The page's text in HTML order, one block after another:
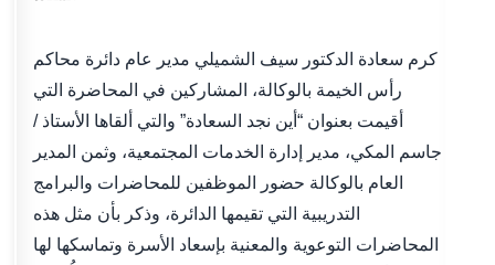
كرم سعادة الدكتور سيف الشميلي مدير عام دائرة محاكم
رأس الخيمة بالوكالة، المشاركين في المحاضرة التي
أقيمت بعنوان “أين نجد السعادة” والتي ألقاها الأستاذ /
جاسم المكي، مدير إدارة الخدمات المجتمعية، وثمن المدير
العام بالوكالة حضور الموظفين للمحاضرات والبرامج
التدريبية التي تقيمها الدائرة، وذكر بأن مثل هذه
المحاضرات التوعوية والمعنية بإسعاد الأسرة وتماسكها لها